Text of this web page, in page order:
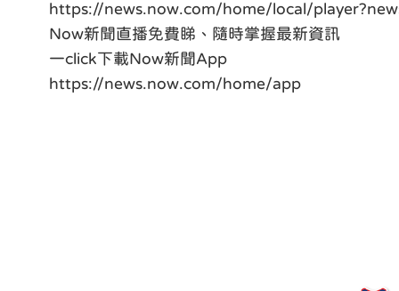
https://news.now.com/home/local/
Now新聞直播免費睇、隨時掌握最新資訊
一click下載Now新聞App
https://news.now.com/home/app